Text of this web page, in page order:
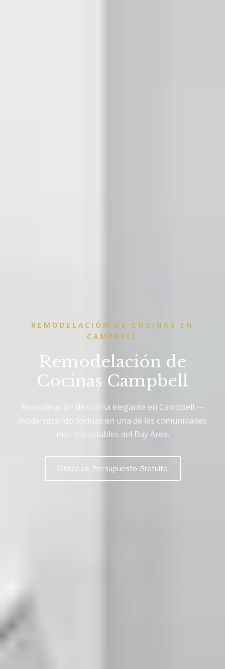
REMODELACIÓN DE COCINAS EN
CAMPBELL
Remodelación de
Cocinas Campbell
Remodelación de cocina elegante en Campbell —
modernizando cocinas en una de las comunidades
más transitables del Bay Area.
Obtén un Presupuesto Gratuito